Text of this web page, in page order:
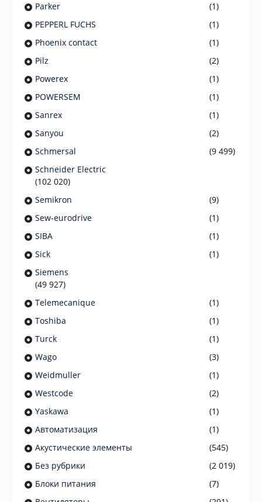
Parker
(1)
PEPPERL FUCHS
(1)
Phoenix contact
(1)
Pilz
(2)
Powerex
(1)
POWERSEM
(1)
Sanrex
(1)
Sanyou
(2)
Schmersal
(9 499)
Schneider Electric
(102 020)
Semikron
(9)
Sew-eurodrive
(1)
SIBA
(1)
Sick
(1)
Siemens
(49 927)
Telemecanique
(1)
Toshiba
(1)
Turck
(1)
Wago
(3)
Weidmuller
(1)
Westcode
(2)
Yaskawa
(1)
Автоматизация
(1)
Акустические элементы
(545)
Без рубрики
(2 019)
Блоки питания
(7)